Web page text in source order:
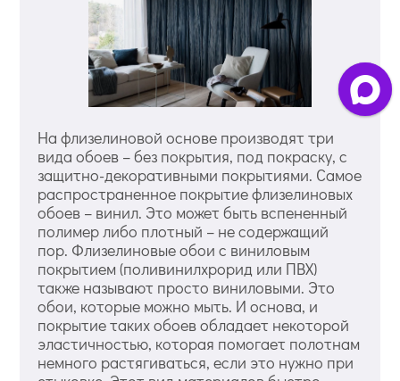
На флизелиновой основе производят три
вида обоев – без покрытия, под покраску, с
защитно-декоративными покрытиями. Самое
распространенное покрытие флизелиновых
обоев – винил. Это может быть вспененный
полимер либо плотный – не содержащий
пор. Флизелиновые обои с виниловым
покрытием (поливинилхрорид или ПВХ)
также называют просто виниловыми. Это
обои, которые можно мыть. И основа, и
покрытие таких обоев обладает некоторой
эластичностью, которая помогает полотнам
немного растягиваться, если это нужно при